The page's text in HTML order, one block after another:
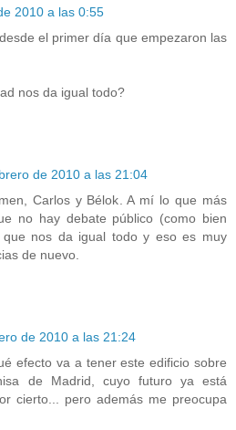
2010 a las 0:55
el primer día que empezaron las
nos da igual todo?
de 2010 a las 21:04
Carlos y Bélok. A mí lo que más
no hay debate público (como bien
que nos da igual todo y eso es muy
de nuevo.
de 2010 a las 21:24
efecto va a tener este edificio sobre
de Madrid, cuyo futuro ya está
cierto... pero además me preocupa